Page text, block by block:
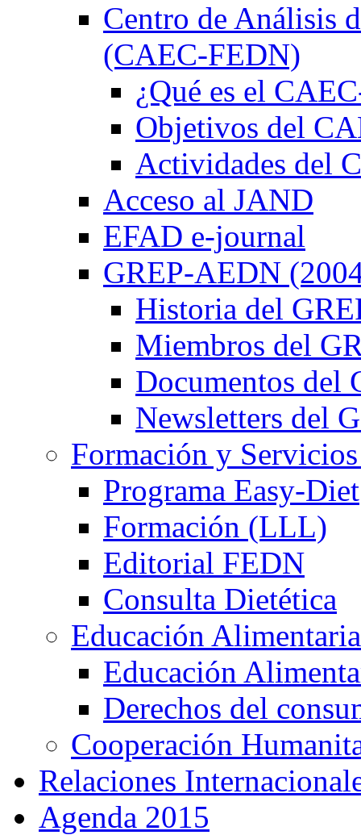
Centro de Análisis
(CAEC-FEDN)
¿Qué es el
Objetivos del
Actividades del
Acceso al JAND
EFAD e-journal
GREP-AEDN
Historia del
Miembros del
Documentos del
Newsletters del
Formación y
Programa Easy-Diet
Formación (LLL)
Editorial FEDN
Consulta Dietética
Educación Alimentaria
Educación
Derechos del
Cooperación
Relaciones
Agenda 2015